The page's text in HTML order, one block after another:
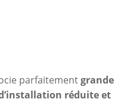
parfaitementgrande
réduite et